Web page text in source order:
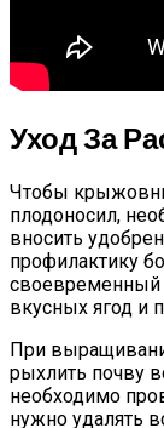
Уход За
Чтобы
плодоносил,
вносить
профилактику
своевременный
вкусных ягод и
При
рыхлить почву
необходимо
нужно удалять